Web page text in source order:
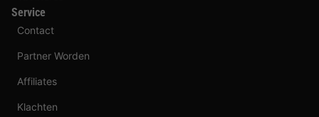
Service
Contact
Partner Worden
Affiliates
Klachten